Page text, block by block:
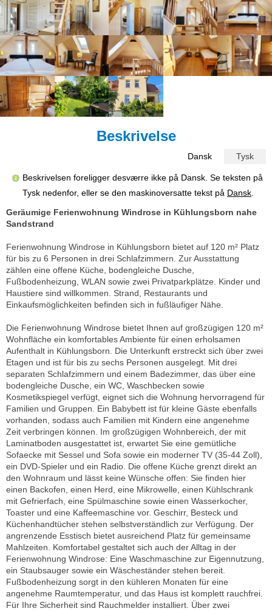
Beskrivelse
Dansk Tysk
Beskrivelsen foreligger desværre ikke på Dansk. Se teksten på
Tysk nedenfor, eller se den maskinoversatte tekst på Dansk.
Geräumige Ferienwohnung Windrose in Kühlungsborn nahe
Sandstrand
Ferienwohnung Windrose in Kühlungsborn bietet auf 120 m² Platz
für bis zu 6 Personen in drei Schlafzimmern. Zur Ausstattung
zählen eine offene Küche, bodengleiche Dusche,
Fußbodenheizung, WLAN sowie zwei Privatparkplätze. Kinder und
Haustiere sind willkommen. Strand, Restaurants und
Einkaufsmöglichkeiten befinden sich in fußläufiger Nähe.
Die Ferienwohnung Windrose bietet Ihnen auf großzügigen 120 m²
Wohnfläche ein komfortables Ambiente für einen erholsamen
Aufenthalt in Kühlungsborn. Die Unterkunft erstreckt sich über zwei
Etagen und ist für bis zu sechs Personen ausgelegt. Mit drei
separaten Schlafzimmern und einem Badezimmer, das über eine
bodengleiche Dusche, ein WC, Waschbecken sowie
Kosmetikspiegel verfügt, eignet sich die Wohnung hervorragend für
Familien und Gruppen. Ein Babybett ist für kleine Gäste ebenfalls
vorhanden, sodass auch Familien mit Kindern eine angenehme
Zeit verbringen können. Im großzügigen Wohnbereich, der mit
Laminatboden ausgestattet ist, erwartet Sie eine gemütliche
Sofaecke mit Sessel und Sofa sowie ein moderner TV (35-44 Zoll),
ein DVD-Spieler und ein Radio. Die offene Küche grenzt direkt an
den Wohnraum und lässt keine Wünsche offen: Sie finden hier
einen Backofen, einen Herd, eine Mikrowelle, einen Kühlschrank
mit Gefrierfach, eine Spülmaschine sowie einen Wasserkocher,
Toaster und eine Kaffeemaschine vor. Geschirr, Besteck und
Küchenhandtücher stehen selbstverständlich zur Verfügung. Der
angrenzende Esstisch bietet ausreichend Platz für gemeinsame
Mahlzeiten. Komfortabel gestaltet sich auch der Alltag in der
Ferienwohnung Windrose: Eine Waschmaschine zur Eigennutzung,
ein Staubsauger sowie ein Wäscheständer stehen bereit.
Fußbodenheizung sorgt in den kühleren Monaten für eine
angenehme Raumtemperatur, und das Haus ist komplett rauchfrei.
Für Ihre Sicherheit sind Rauchmelder installiert. Über zwei